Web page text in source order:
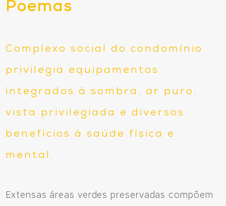
Poemas
Complexo social do condomínio
privilegia equipamentos
integrados à sombra, ar puro,
vista privilegiada e diversos
benefícios à saúde física e
mental.
Extensas áreas verdes preservadas compõem